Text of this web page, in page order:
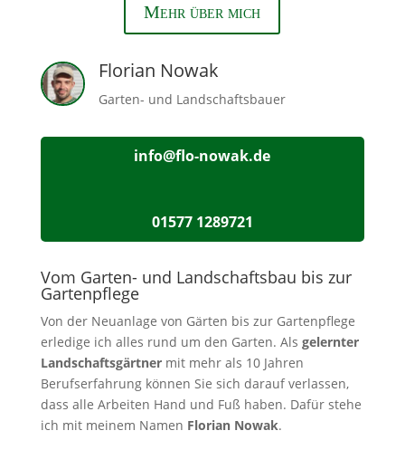
Mehr über mich
Florian Nowak
Garten- und Landschaftsbauer
info@flo-nowak.de
01577 1289721
Vom Garten- und Landschaftsbau bis zur
Gartenpflege
Von der Neuanlage von Gärten bis zur Gartenpflege
erledige ich alles rund um den Garten. Als gelernter
Landschaftsgärtnermit mehr als 10 Jahren
Berufserfahrung können Sie sich darauf verlassen,
dass alle Arbeiten Hand und Fuß haben. Dafür stehe
ich mit meinem Namen Florian Nowak.